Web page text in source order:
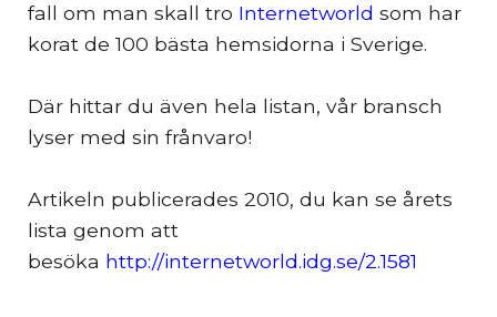
fall om man skall tro Internetworld som har
korat de 100 bästa hemsidorna i Sverige.
Där hittar du även hela listan, vår bransch
lyser med sin frånvaro!
Artikeln publicerades 2010, du kan se årets
lista genom att
besöka http://internetworld.idg.se/2.1581